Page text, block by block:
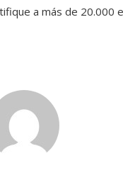
a más de